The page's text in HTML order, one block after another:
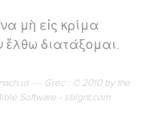
μὴ εἰς κρίμα
διατάξομαι.
--- Grec : © 2010 by the
Software - sblgnt.com